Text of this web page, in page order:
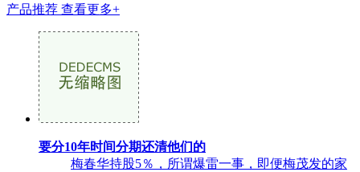
产品推荐 查看更多+
要分10年时间分期还清他们的
梅春华持股5％，所谓爆雷一事，即便梅茂发的家